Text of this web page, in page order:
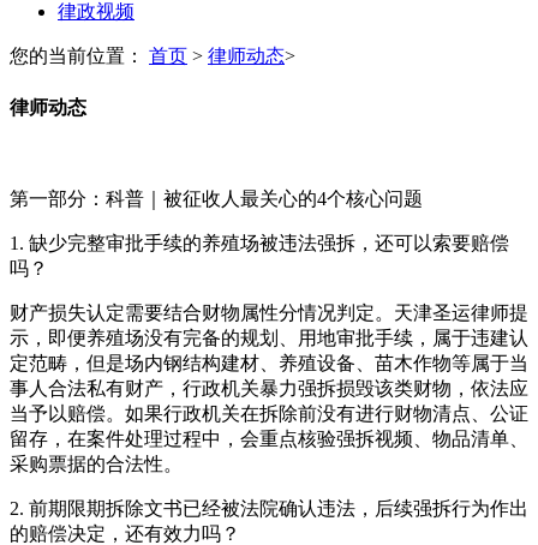
律政视频
您的当前位置： 首页 > 律师动态>
律师动态
第一部分：科普｜被征收人最关心的4个核心问题
1. 缺少完整审批手续的养殖场被违法强拆，还可以索要赔偿
吗？
财产损失认定需要结合财物属性分情况判定。天津圣运律师提
示，即便养殖场没有完备的规划、用地审批手续，属于违建认
定范畴，但是场内钢结构建材、养殖设备、苗木作物等属于当
事人合法私有财产，行政机关暴力强拆损毁该类财物，依法应
当予以赔偿。如果行政机关在拆除前没有进行财物清点、公证
留存，在案件处理过程中，会重点核验强拆视频、物品清单、
采购票据的合法性。
2. 前期限期拆除文书已经被法院确认违法，后续强拆行为作出
的赔偿决定，还有效力吗？